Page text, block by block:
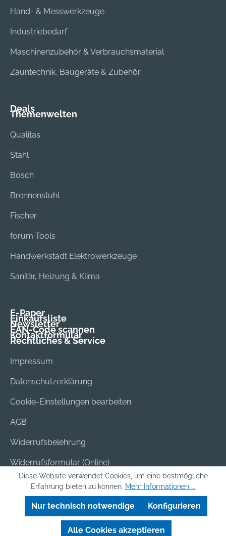
Hand- & Messwerkzeuge
Industriebedarf
Maschinenzubehör & Verbrauchsmaterial
Zauntechnik, Baugeräte & Zubehör
Deals
Themenwelten
Qualitas
Stahl
Bosch
Brennenstuhl
Fischer
forum Tools
Handwerkstadt Elektrowerkzeuge
Sanitär, Heizung & Klima
E-Paper
Einkaufsliste
Newsletter
EAN-Code scannen
Kontaktformular
Rechtliches & Service
Impressum
Datenschutzerklärung
Cookie-Einstellungen bearbeiten
AGB
Widerrufsbelehrung
Widerrufsformular (Online)
Versand & Bezahlung
Batterieentsorgung
Diese Website verwendet Cookies, um eine bestmögliche
Erfahrung bieten zu können. Mehr Informationen ...
Nur technisch notwendige Konfigurieren
Alle Cookies akzeptieren